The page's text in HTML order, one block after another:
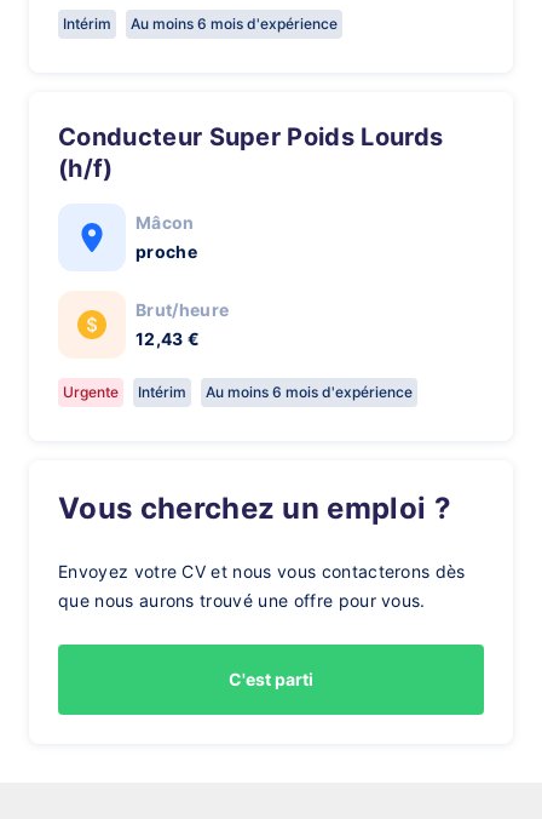
Intérim Au moins 6 mois d'expérience
Conducteur Super Poids Lourds
(h/f)
Mâcon
proche
Brut/heure
12,43 €
Urgente Intérim Au moins 6 mois d'expérience
Vous cherchez un emploi ?
Envoyez votre CV et nous vous contacterons dès
que nous aurons trouvé une offre pour vous.
C'est parti